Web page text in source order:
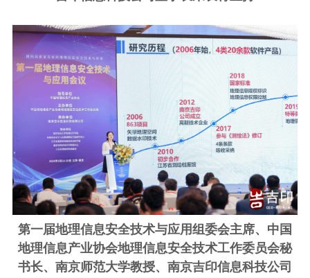
第一届地理信息安全技术与应用组委会主席、中国
地理信息产业协会地理信息安全技术工作委员会秘
书长、南京师范大学教授、南京吉印信息科技公司